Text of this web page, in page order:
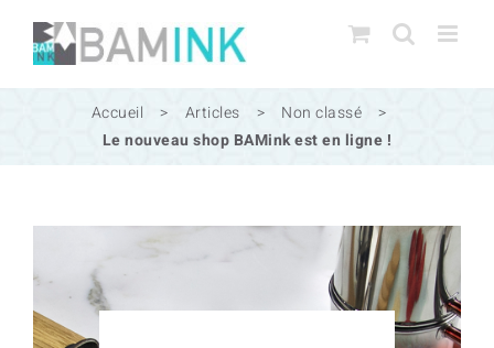
Passer
contenu
Accueil > Articles > Non classé
>
Le nouveau shop BAMink est en ligne !